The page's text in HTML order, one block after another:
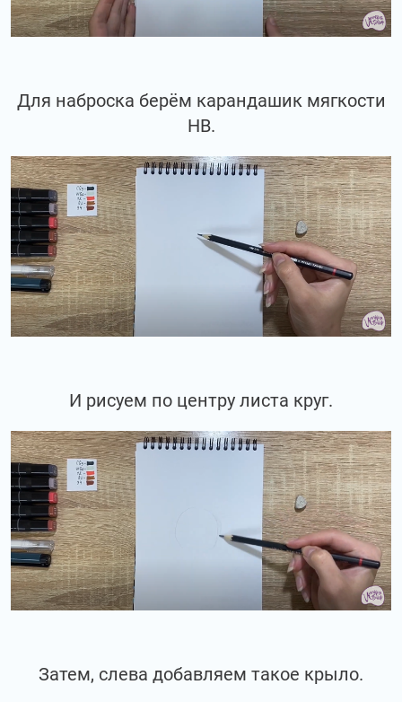
Для наброска берём карандашик мягкости
НВ.
И рисуем по центру листа круг.
Затем, слева добавляем такое крыло.